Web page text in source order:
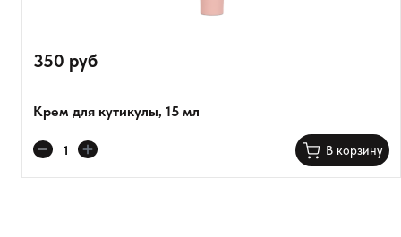
Оставить анонимно
350 руб
Крем для кутикулы, 15 мл
В корзину